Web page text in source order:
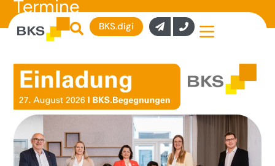
BKS.digi
Termine